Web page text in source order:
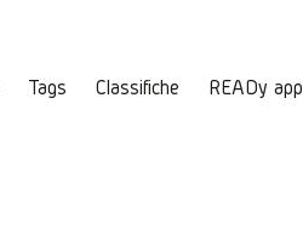
Tags Classifiche READy app